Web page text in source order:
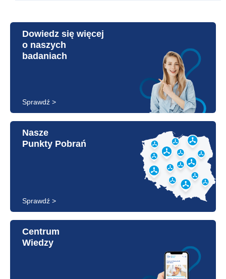
Dowiedz się więcej
o naszych
badaniach
Sprawdź >
Nasze
Punkty Pobrań
Sprawdź >
Centrum
Wiedzy